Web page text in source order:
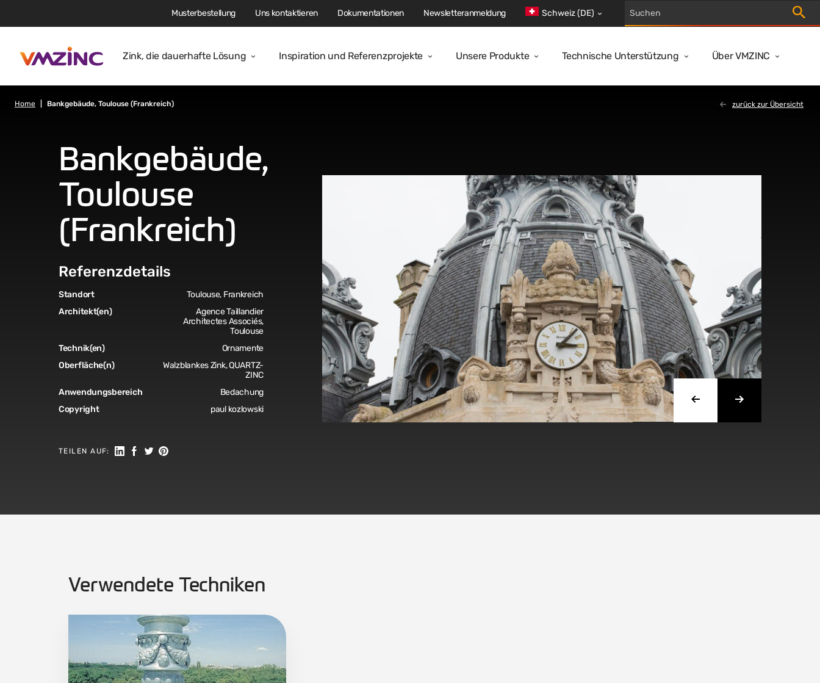
Zink, die dauerhafte Lösung Inspiration und Referenzprojekte Unsere Produkte Technische Unterstützung Über VMZINC
Musterbestellung Uns kontaktieren Dokumentationen Newsletteranmeldung Schweiz (DE) Suche
Home Bankgebäude, Toulouse (Frankreich) zurück zur Übersicht
Bankgebäude,
Toulouse
(Frankreich)
Referenzdetails
Standort
Toulouse, Frankreich
Architekt(en)
Agence Taillandier
Architectes Associés,
Toulouse
Technik(en)
Ornamente
Oberfläche(n)
Walzblankes Zink, QUARTZ-
ZINC
Anwendungsbereich
Bedachung
Copyright
paul kozlowski
TEILEN AUF: Auf LinkedIn teilen
Auf Facebook teilen
Auf Twitter teilen
Auf Pinterest teilen
Verwendete Techniken